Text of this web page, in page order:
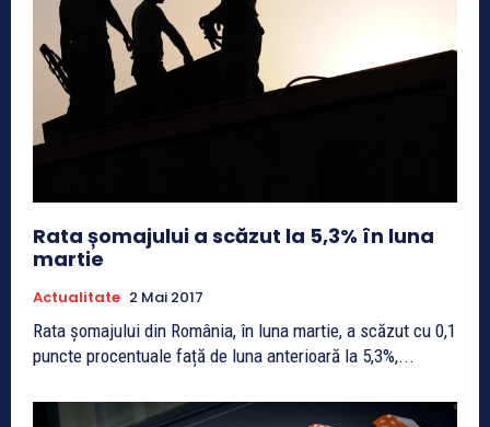
Rata șomajului a scăzut la 5,3% în luna
martie
Actualitate 2 Mai 2017
Rata șomajului din România, în luna martie, a scăzut cu 0,1
puncte procentuale față de luna anterioară la 5,3%,...